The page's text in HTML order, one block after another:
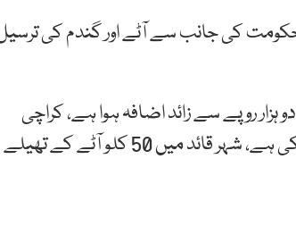
کی جانب سے آٹے اور گندم کی
کی قیمت میں دو ہزار روپے سے زائد اضافہ ہوا ہے، کراچی
میں گندم کی سو کلو گرام کی بوری 7200 سے بڑھ کے 9300 روپے ہوچکی ہے، شہر قائد میں 50 کلو آٹے کے تھیلے